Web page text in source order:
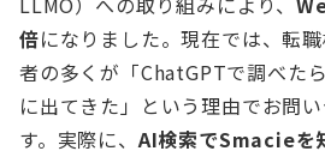
倍になりました。現在では、転
者の多くが「ChatGPTで調べた
に出てきた」という理由でお問
す。実際に、AI検索でSmacieを